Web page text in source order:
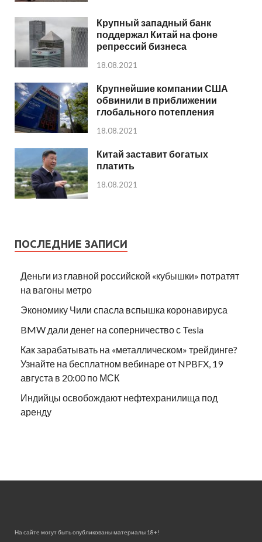
Крупный западный банк
поддержал Китай на фоне
репрессий бизнеса
18.08.2021
Крупнейшие компании США
обвинили в приближении
глобального потепления
18.08.2021
Китай заставит богатых
платить
18.08.2021
ПОСЛЕДНИЕ ЗАПИСИ
Деньги из главной российской «кубышки» потратят
на вагоны метро
Экономику Чили спасла вспышка коронавируса
BMW дали денег на соперничество с Tesla
Как зарабатывать на «металлическом» трейдинге?
Узнайте на бесплатном вебинаре от NPBFX, 19
августа в 20:00 по МСК
Индийцы освобождают нефтехранилища под
аренду
На сайте могут быть опубликованы материалы 18+!